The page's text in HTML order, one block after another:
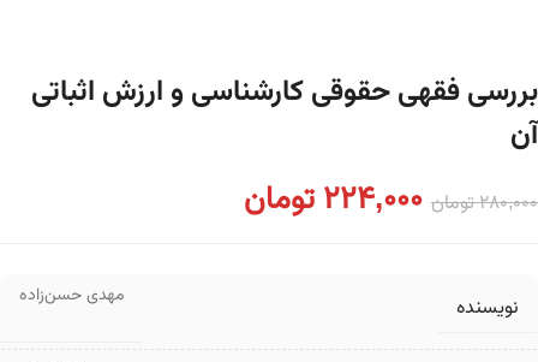
بررسی فقهی حقوقی کارشناسی و ارزش اثباتی
آن
280,000تومان 224,000تومان
نویسنده مهدی حسن‌زاده